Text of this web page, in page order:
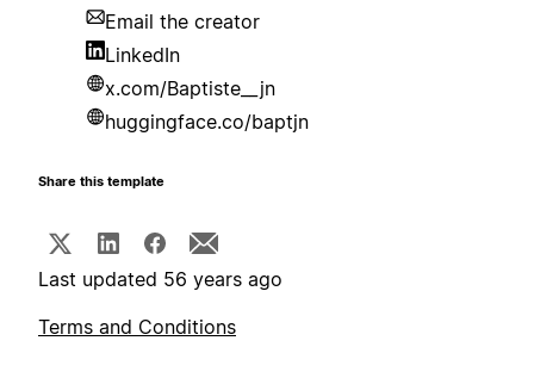
Email the creator
LinkedIn
x.com/Baptiste__jn
huggingface.co/baptjn
Share this template
Last updated 56 years ago
Terms and Conditions